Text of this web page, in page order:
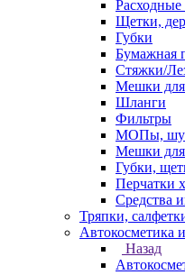
Щетки,
Губки
Бумажная
Стяжки/
Мешки для
Шланги
Фильтры
МОПы,
Мешки для
Губки,
Перчатки
Средства
Тряпки,
Автокосметика
Назад